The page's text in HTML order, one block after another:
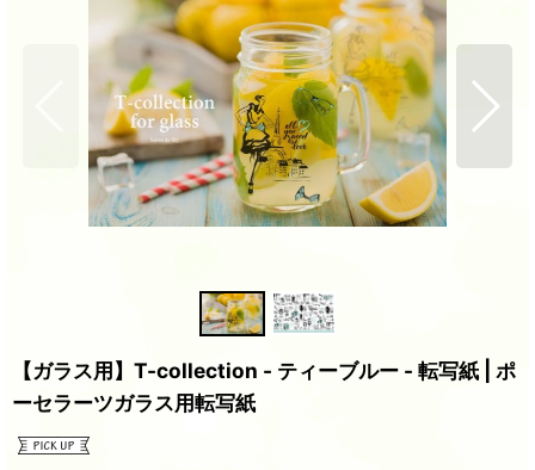
【ガラス用】T-collection - ティーブルー - 転写紙 | ポ
ーセラーツガラス用転写紙